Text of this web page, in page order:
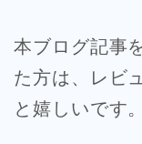
本ブログ記事
た方は、レビ
と嬉しいです。